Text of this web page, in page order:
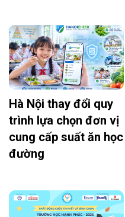
Hà Nội thay đổi quy
trình lựa chọn đơn vị
cung cấp suất ăn học
đường